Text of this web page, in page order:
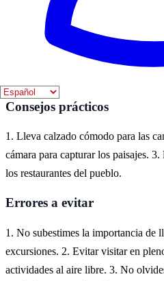
Carcabuey, un encantador pueblo
ofrece una experiencia auténtica de
disfrutar de la belleza natural de las
impresionantes y rutas de
Consejos prácticos
1. Lleva calzado cómodo para las
cámara para capturar los paisajes.
los restaurantes del pueblo.
Errores a evitar
1. No subestimes la importancia de
excursiones. 2. Evitar visitar en
actividades al aire libre. 3. No